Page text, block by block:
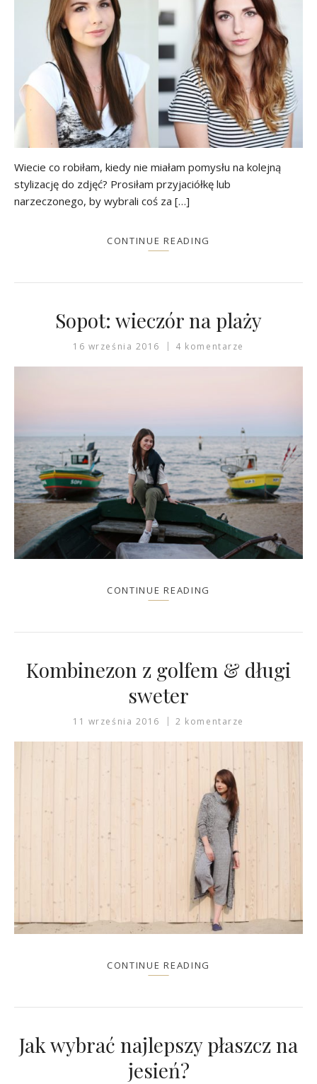
Wiecie co robiłam, kiedy nie miałam pomysłu na kolejną
stylizację do zdjęć? Prosiłam przyjaciółkę lub
narzeczonego, by wybrali coś za […]
CONTINUE READING
Sopot: wieczór na plaży
16 września 2016 4 komentarze
CONTINUE READING
Kombinezon z golfem & długi
sweter
11 września 2016 2 komentarze
CONTINUE READING
Jak wybrać najlepszy płaszcz na
jesień?